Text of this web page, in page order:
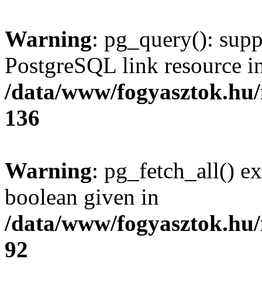
Warning: pg_query():
PostgreSQL link resource
/data/www/
136
Warning: pg_fetch_all()
boolean given in
/data/www/
92